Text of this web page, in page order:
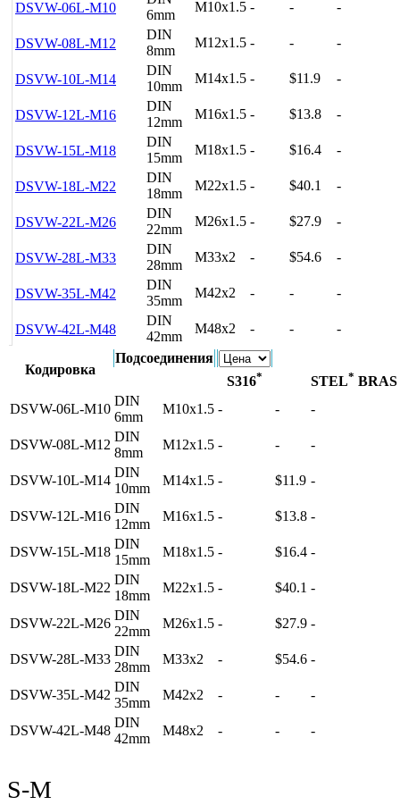
DSVW-06L-M10
6mm
M10x1.5 - - -
DSVW-08L-M12
DIN
8mm
M12x1.5 - - -
DSVW-10L-M14
DIN
10mm
M14x1.5 - $11.9 -
DSVW-12L-M16
DIN
12mm
M16x1.5 - $13.8 -
DSVW-15L-M18
DIN
15mm
M18x1.5 - $16.4 -
DSVW-18L-M22
DIN
18mm
M22x1.5 - $40.1 -
DSVW-22L-M26
DIN
22mm
M26x1.5 - $27.9 -
DSVW-28L-M33
DIN
28mm
M33x2 - $54.6 -
DSVW-35L-M42
DIN
35mm
M42x2 - - -
DSVW-42L-M48
DIN
42mm
M48x2 - - -
Кодировка
Подсоединения
S316* STEL* BRAS
DSVW-06L-M10
DIN
6mm
M10x1.5 - - -
DSVW-08L-M12
DIN
8mm
M12x1.5 - - -
DSVW-10L-M14
DIN
10mm
M14x1.5 - $11.9 -
DSVW-12L-M16
DIN
12mm
M16x1.5 - $13.8 -
DSVW-15L-M18
DIN
15mm
M18x1.5 - $16.4 -
DSVW-18L-M22
DIN
18mm
M22x1.5 - $40.1 -
DSVW-22L-M26
DIN
22mm
M26x1.5 - $27.9 -
DSVW-28L-M33
DIN
28mm
M33x2 - $54.6 -
DSVW-35L-M42
DIN
35mm
M42x2 - - -
DSVW-42L-M48
DIN
42mm
M48x2 - - -
S-M